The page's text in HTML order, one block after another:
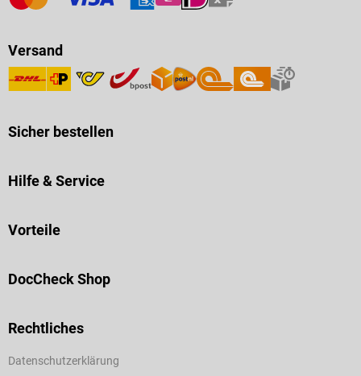
Versand
Sicher bestellen
Hilfe & Service
Vorteile
DocCheck Shop
Rechtliches
Datenschutzerklärung